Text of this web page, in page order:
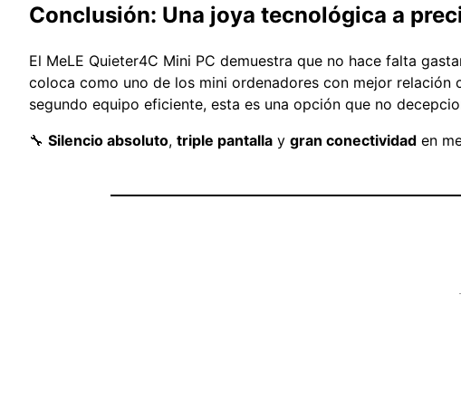
Conclusión: Una joya tecnológica a
El MeLE Quieter4C Mini PC demuestra que no hace falta
coloca como uno de los mini ordenadores con mejor
segundo equipo eficiente, esta es una opción que no
🔧 Silencio absoluto, triple pantalla y gran conectividad en